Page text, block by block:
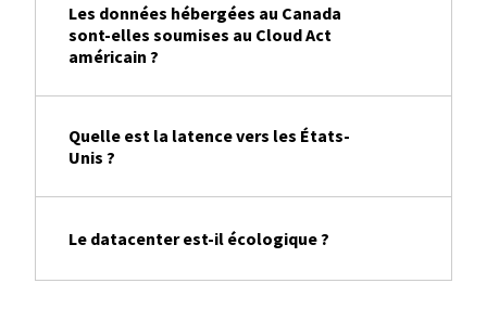
Les données hébergées au Canada
sont-elles soumises au Cloud Act
américain ?
Quelle est la latence vers les États-
Unis ?
Le datacenter est-il écologique ?